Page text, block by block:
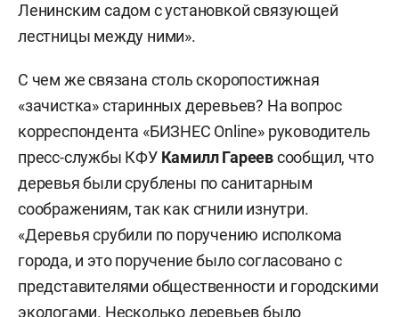
Ленинским садом с установкой связующей
лестницы между ними».
С чем же связана столь скоропостижная
«зачистка» старинных деревьев? На вопрос
корреспондента «БИЗНЕС Online» руководитель
пресс-службы КФУ Камилл Гареевсообщил, что
деревья были срублены по санитарным
соображениям, так как сгнили изнутри.
«Деревья срубили по поручению исполкома
города, и это поручение было согласовано с
представителями общественности и городскими
экологами. Несколько деревьев было